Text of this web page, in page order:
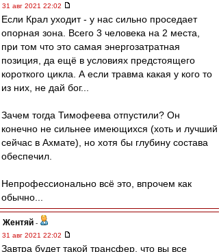
31 авг 2021 22:02
Если Крал уходит - у нас сильно проседает
опорная зона. Всего 3 человека на 2 места,
при том что это самая энергозатратная
позиция, да ещё в условиях предстоящего
короткого цикла. А если травма какая у кого то
из них, не дай бог...
Зачем тогда Тимофеева отпустили? Он
конечно не сильнее имеющихся (хоть и лучший
сейчас в Ахмате), но хотя бы глубину состава
обеспечил.
Непрофессионально всё это, впрочем как
обычно...
Жентяй -
31 авг 2021 22:02
Завтра будет такой трансфер, что вы все